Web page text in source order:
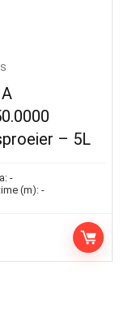
– 5L
-
(m): -